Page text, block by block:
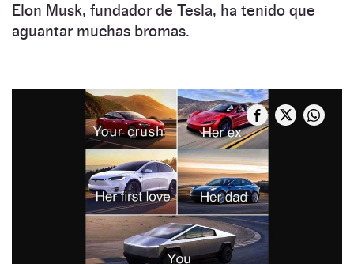
Elon Musk, fundador de Tesla, ha tenido que
aguantar muchas bromas.